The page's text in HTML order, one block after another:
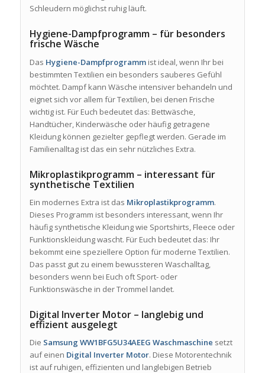
Schleudern möglichst ruhig läuft.
Hygiene-Dampfprogramm – für besonders
frische Wäsche
Das Hygiene-Dampfprogrammist ideal, wenn Ihr bei
bestimmten Textilien ein besonders sauberes Gefühl
möchtet. Dampf kann Wäsche intensiver behandeln und
eignet sich vor allem für Textilien, bei denen Frische
wichtig ist. Für Euch bedeutet das: Bettwäsche,
Handtücher, Kinderwäsche oder häufig getragene
Kleidung können gezielter gepflegt werden. Gerade im
Familienalltag ist das ein sehr nützliches Extra.
Mikroplastikprogramm – interessant für
synthetische Textilien
Ein modernes Extra ist das Mikroplastikprogramm.
Dieses Programm ist besonders interessant, wenn Ihr
häufig synthetische Kleidung wie Sportshirts, Fleece oder
Funktionskleidung wascht. Für Euch bedeutet das: Ihr
bekommt eine speziellere Option für moderne Textilien.
Das passt gut zu einem bewussteren Waschalltag,
besonders wenn bei Euch oft Sport- oder
Funktionswäsche in der Trommel landet.
Digital Inverter Motor – langlebig und
effizient ausgelegt
Die Samsung WW1BFG5U34AEEG Waschmaschine setzt
auf einen Digital Inverter Motor. Diese Motorentechnik
ist auf ruhigen, effizienten und langlebigen Betrieb